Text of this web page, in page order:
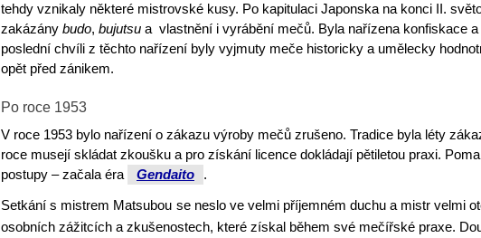
tehdy vznikaly některé mistrovské kusy. Po kapitulaci Japonska na konci II.
zakázány budo, bujutsu a vlastnění i vyrábění mečů. Byla nařízena konfiskace
poslední chvíli z těchto nařízení byly vyjmuty meče historicky a umělecky
opět před zánikem.
Po roce 1953
V roce 1953 bylo nařízení o zákazu výroby mečů zrušeno. Tradice byla léty
roce musejí skládat zkoušku a pro získání licence dokládají pětiletou praxi.
postupy – začala éra
Gendaito .
Setkání s mistrem Matsubou se neslo ve velmi příjemném duchu a mistr velmi
osobních zážitcích a zkušenostech, které získal během své mečířské praxe.